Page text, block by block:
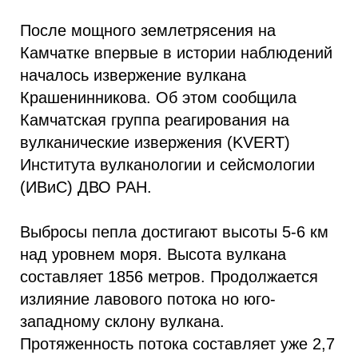
После мощного землетрясения на
Камчатке впервые в истории наблюдений
началось извержение вулкана
Крашенинникова. Об этом сообщила
Камчатская группа реагирования на
вулканические извержения (KVERT)
Института вулканологии и сейсмологии
(ИВиС) ДВО РАН.
Выбросы пепла достигают высоты 5-6 км
над уровнем моря. Высота вулкана
составляет 1856 метров. Продолжается
излияние лавового потока но юго-
западному склону вулкана.
Протяженность потока составляет уже 2,7